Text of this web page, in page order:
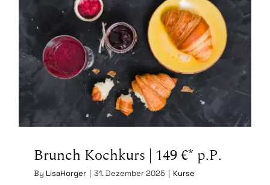
Brunch Kochkurs | 149 €* p.P.
Brunch Kochkurs | 149 €* p.P.
By LisaHorger | 31. Dezember 2025 | Kurse